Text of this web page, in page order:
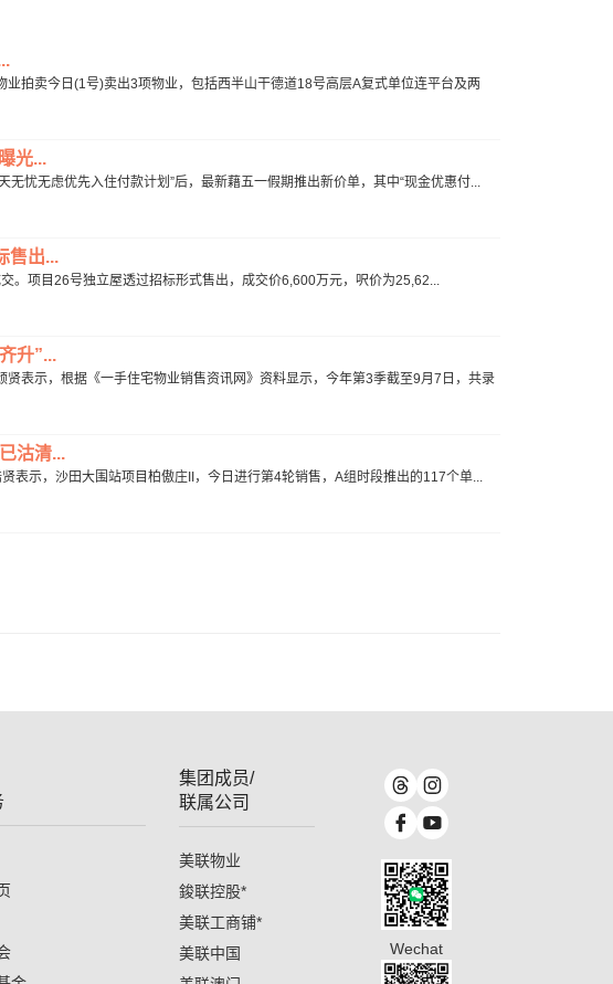
拍卖今日(1号)卖出3项物业，包括西半山干德道18号高层A复式单位连平台及两
光...
忧无虑优先入住付款计划”后，最新藉五一假期推出新价单，其中“现金优惠付...
售出...
。项目26号独立屋透过招标形式售出，成交价6,600万元，呎价为25,62...
升”...
表示，根据《一手住宅物业销售资讯网》资料显示，今年第3季截至9月7日，共录
沽清...
表示，沙田大围站项目柏傲庄II，今日进行第4轮销售，A组时段推出的117个单...
集团成员/
联属公司
美联物业
鋑联控股*
美联工商铺*
美联中国
Wechat